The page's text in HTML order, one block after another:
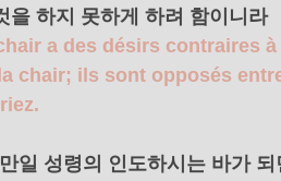
을 하지 못하게 하려 함이니라
a des désirs contraires
chair; ils sont opposés
일 성령의 인도하시는 바가